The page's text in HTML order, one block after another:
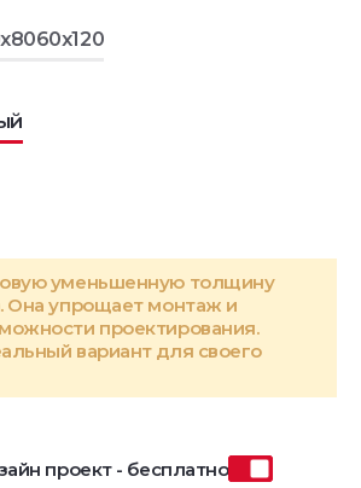
60x120
уменьшенную толщину
Она упрощает монтаж и
проектирования.
вариант для своего
проект - бесплатно